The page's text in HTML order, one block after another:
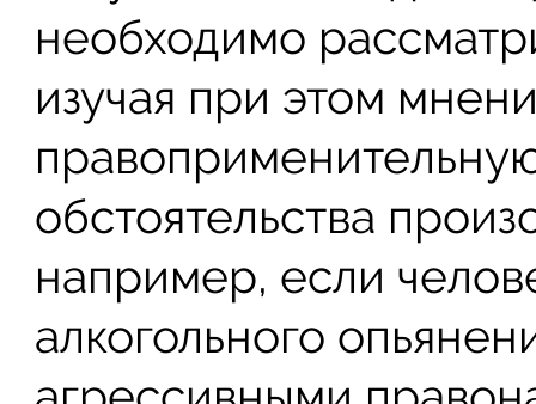
необходимо
изучая при этом
обстоятельства
например, если
алкогольного